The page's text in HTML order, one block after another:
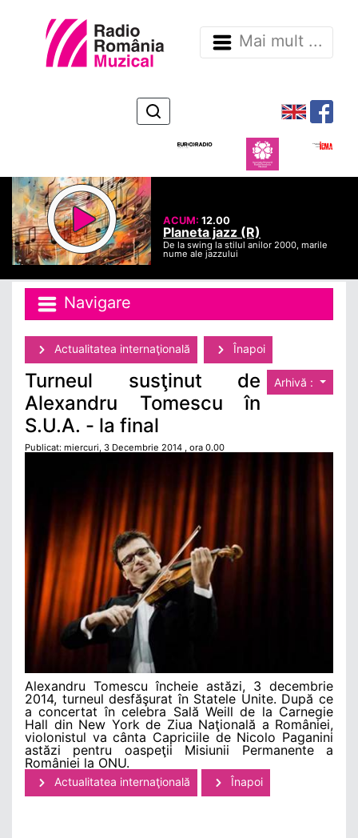
Mai mult ...
ACUM:12.00
Planeta jazz (R)
De la swing la stilul anilor 2000, marile
nume ale jazzului
Navigare
Actualitatea internaţională Înapoi
Arhivă :
Turneul susţinut de
Alexandru Tomescu în
S.U.A. - la final
Publicat: miercuri, 3 Decembrie 2014 , ora 0.00
Alexandru Tomescu încheie astăzi, 3 decembrie
2014, turneul desfăşurat în Statele Unite. După ce
a concertat în celebra Sală Weill de la Carnegie
Hall din New York de Ziua Naţională a României,
violonistul va cânta Capriciile de Nicolo Paganini
astăzi pentru oaspeţii Misiunii Permanente a
României la ONU.
Actualitatea internaţională Înapoi